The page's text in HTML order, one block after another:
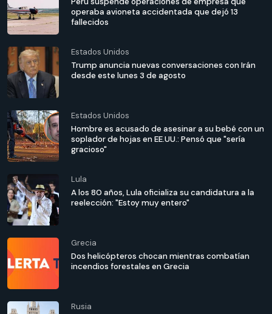
operaba avioneta accidentada que dejó 13
fallecidos
Estados Unidos
Trump anuncia nuevas conversaciones con Irán
desde este lunes 3 de agosto
Estados Unidos
Hombre es acusado de asesinar a su bebé con un
soplador de hojas en EE.UU.: Pensó que "sería
gracioso"
Lula
A los 80 años, Lula oficializa su candidatura a la
reelección: "Estoy muy entero"
Grecia
Dos helicópteros chocan mientras combatían
incendios forestales en Grecia
Rusia